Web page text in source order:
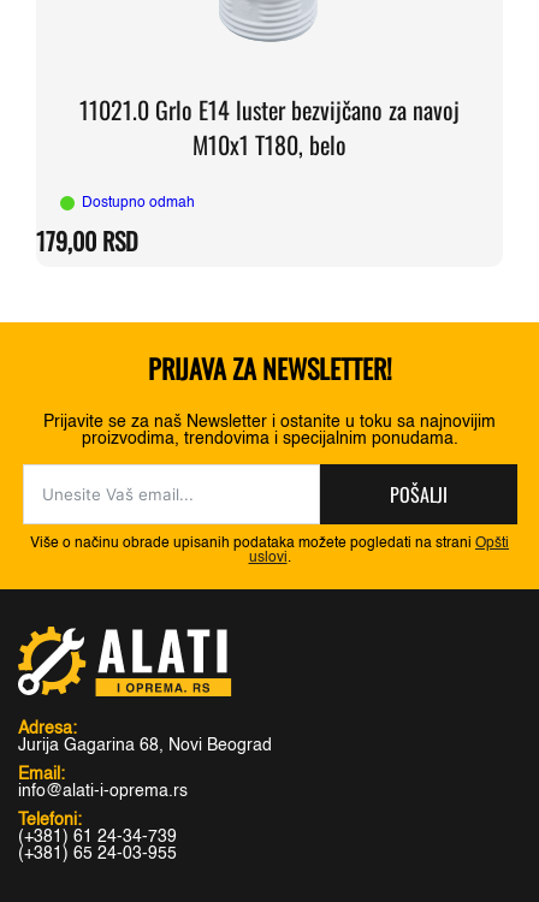
11021.0 Grlo E14 luster bezvijčano za navoj
M10x1 T180, belo
Dostupno odmah
179,00 RSD
PRIJAVA ZA NEWSLETTER!
Prijavite se za naš Newsletter i ostanite u toku sa najnovijim
proizvodima, trendovima i specijalnim ponudama.
POŠALJI
Više o načinu obrade upisanih podataka možete pogledati na strani Opšti
uslovi.
Adresa:
Jurija Gagarina 68, Novi Beograd
Email:
info@alati-i-oprema.rs
Telefoni:
(+381) 61 24-34-739
(+381) 65 24-03-955